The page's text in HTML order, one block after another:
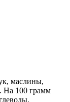
маслины,
На 100 грамм